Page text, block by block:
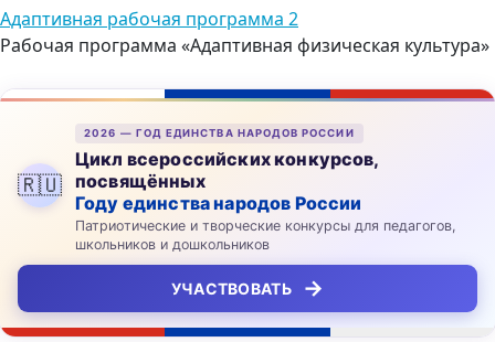
Адаптивная рабочая программа 2
Рабочая программа «Адаптивная физическая культура»
🇷🇺
2026 — ГОД ЕДИНСТВА НАРОДОВ РОССИИ
Цикл всероссийских конкурсов,
посвящённых
Году единства народов России
Патриотические и творческие конкурсы для педагогов,
школьников и дошкольников
УЧАСТВОВАТЬ →